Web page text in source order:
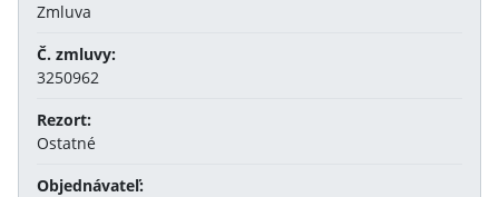
Zmluva
Č. zmluvy:
3250962
Rezort:
Ostatné
Objednávateľ: